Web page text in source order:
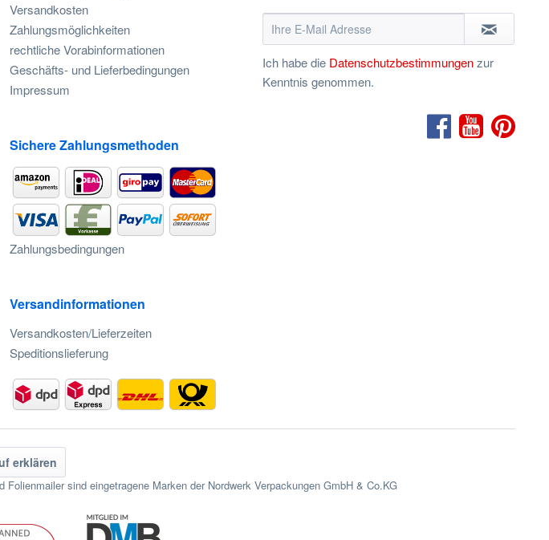
Versandkosten
Zahlungsmöglichkeiten
rechtliche Vorabinformationen
Geschäfts- und Lieferbedingungen
Impressum
Sichere Zahlungsmethoden
Zahlungsbedingungen
Versandinformationen
Versandkosten/Lieferzeiten
Speditionslieferung
Ich habe die Datenschutzbestimmungenzur
Kenntnis genommen.
erklären
sind eingetragene Marken der Nordwerk Verpackungen GmbH & Co.KG